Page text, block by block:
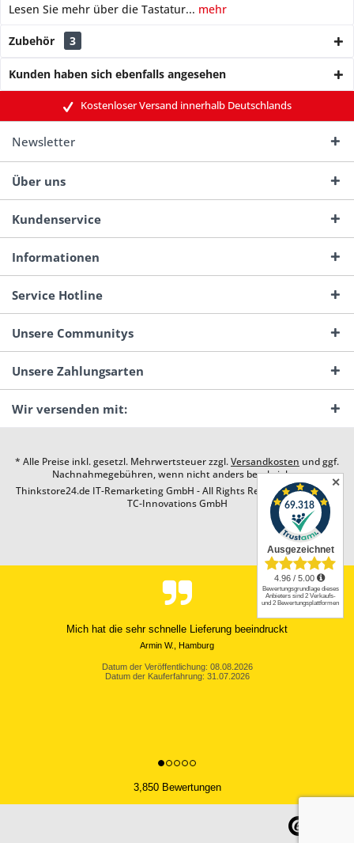
Lesen Sie mehr über die Tastatur... mehr
Zubehör 3
Kunden haben sich ebenfalls angesehen
Kostenloser Versand innerhalb Deutschlands
Newsletter
Über uns
Kundenservice
Informationen
Service Hotline
Unsere Communitys
Unsere Zahlungsarten
Wir versenden mit:
* Alle Preise inkl. gesetzl. Mehrwertsteuer zzgl.Versandkosten und ggf.
Nachnahmegebühren, wenn nicht anders beschrieben
Thinkstore24.de IT-Remarketing GmbH - All Rights Reserved. Design by
TC-Innovations GmbH
Mich hat die sehr schnelle Lieferung beeindruckt
Armin W., Hamburg
Datum der Veröffentlichung: 08.08.2026
Datum der Kauferfahrung: 31.07.2026
3,850 Bewertungen
✕